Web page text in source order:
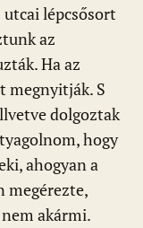
lépcsősort
az
Ha az
megnyitják. S
dolgoztak
hogy
ahogyan a
megérezte,
akármi.